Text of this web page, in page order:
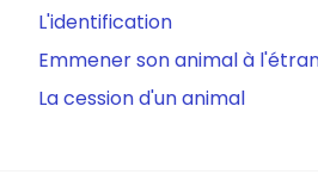
L'identification
Emmener son animal à
La cession d'un animal